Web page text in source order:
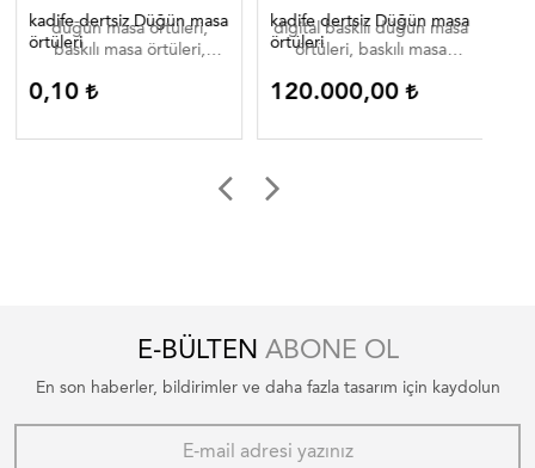
kadife dertsiz Düğün masa
örtüleri
düğün masa örtüleri,
baskılı masa örtüleri,
düğün masa örtüleri
0,10
kadife dertsiz Düğün masa
örtüleri
digital baskılı düğün masa
örtüleri, baskılı masa
örtüleri , düğün masa
ortuleri
120.000,00
E-BÜLTEN ABONE OL
En son haberler, bildirimler ve daha fazla tasarım için kaydolun